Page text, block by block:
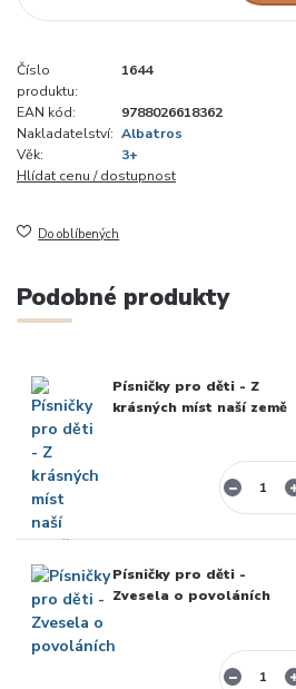
Číslo
produktu:
1644
EAN kód:
9788026618362
Nakladatelství: Albatros
Věk:
3+
Hlídat cenu / dostupnost
Do oblíbených
Podobné produkty
Písničky pro děti - Z
krásných míst naší země
Písničky pro děti -
Zvesela o povoláních